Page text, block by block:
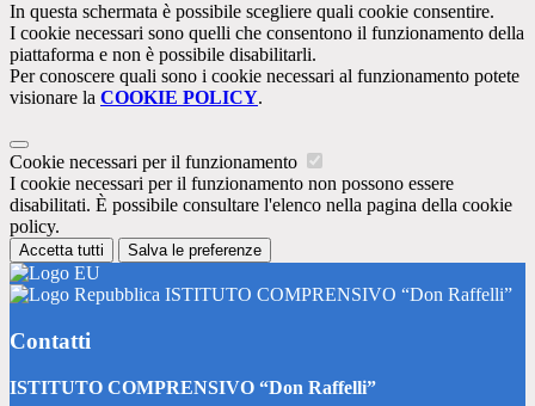
In questa schermata è possibile scegliere quali cookie consentire.
I cookie necessari sono quelli che consentono il funzionamento della
piattaforma e non è possibile disabilitarli.
Per conoscere quali sono i cookie necessari al funzionamento potete
visionare la COOKIE POLICY.
Cookie necessari per il funzionamento
I cookie necessari per il funzionamento non possono essere
disabilitati. È possibile consultare l'elenco nella pagina della cookie
policy.
Accetta tutti Salva le preferenze
ISTITUTO COMPRENSIVO “Don Raffelli”
Contatti
ISTITUTO COMPRENSIVO “Don Raffelli”